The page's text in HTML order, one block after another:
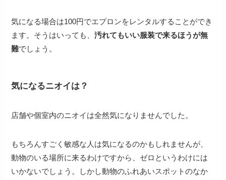
気になる場合は100円でエプロンをレンタルすることができ
ます。そうはいっても、汚れてもいい服装で来るほうが無
難でしょう。
気になるニオイは？
店舗や個室内のニオイは全然気になりませんでした。
もちろんすごく敏感な人は気になるのかもしれませんが、
動物のいる場所に来るわけですから、ゼロというわけには
いかないでしょう。しかし動物のふれあいスポットのなか